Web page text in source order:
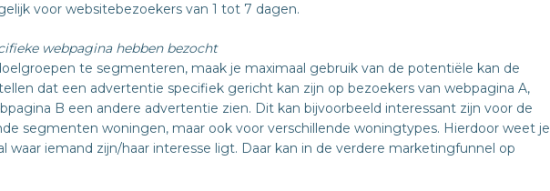
voor websitebezoekers van 1 tot 7 dagen.
webpagina hebben bezocht
te segmenteren, maak je maximaal gebruik van de potentiële kan de
dat een advertentie specifiek gericht kan zijn op bezoekers van webpagina A,
B een andere advertentie zien. Dit kan bijvoorbeeld interessant zijn voor de
segmenten woningen, maar ook voor verschillende woningtypes. Hierdoor weet je
iemand zijn/haar interesse ligt. Daar kan in de verdere marketingfunnel op